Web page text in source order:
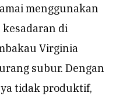
menggunakan
di
Virginia
subur. Dengan
tidak produktif,